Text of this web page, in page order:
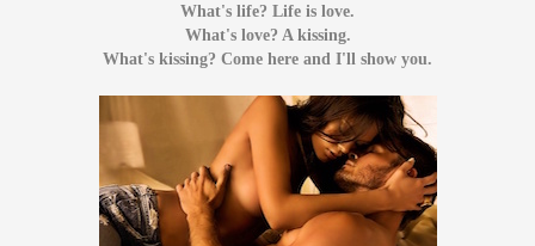
.What's life? Life is love
.What's love? A kissing
.What's kissing? Come here and I'll show you